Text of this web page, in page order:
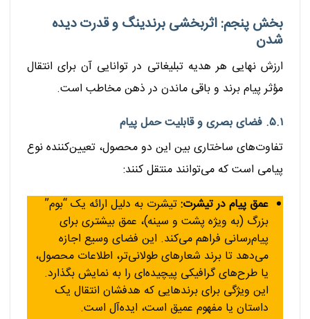
بخش پنجم: اثربخشی برندینگ و قدرت دیده
شدن
ارزش نهایی هر هدیه تبلیغاتی در توانایی آن برای انتقال
مؤثر پیام برند و باقی ماندن در ذهن مخاطب است.
۵.۱. فضای بصری و قابلیت حمل پیام
تفاوت‌های ساختاری بین این دو محصول، تعیین‌کننده نوع
پیامی است که می‌توانند منتقل کنند:
عمق پیام در تیشرت:تیشرت به دلیل ارائه یک “بوم”
بزرگ (به ویژه پشت و سینه)، عمق بیشتری برای
پیام‌رسانی فراهم می‌کند. این فضای وسیع اجازه
می‌دهد تا برند شعارهای طولانی‌تر، اطلاعات محصول،
یا طرح‌های گرافیکی پیچیده‌ای را به نمایش بگذارد.
این ویژگی برای برندهایی که هدفشان انتقال یک
داستان یا مفهوم عمیق است، ایده‌آل است.